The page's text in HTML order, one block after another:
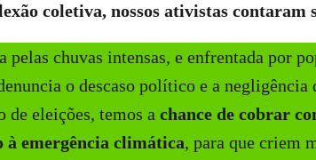
coletiva, nossos ativistas contaram
pelas chuvas intensas, e enfrentada por
o descaso político e a
eleições, temos a chance de cobrar
à emergência climática, para que criem